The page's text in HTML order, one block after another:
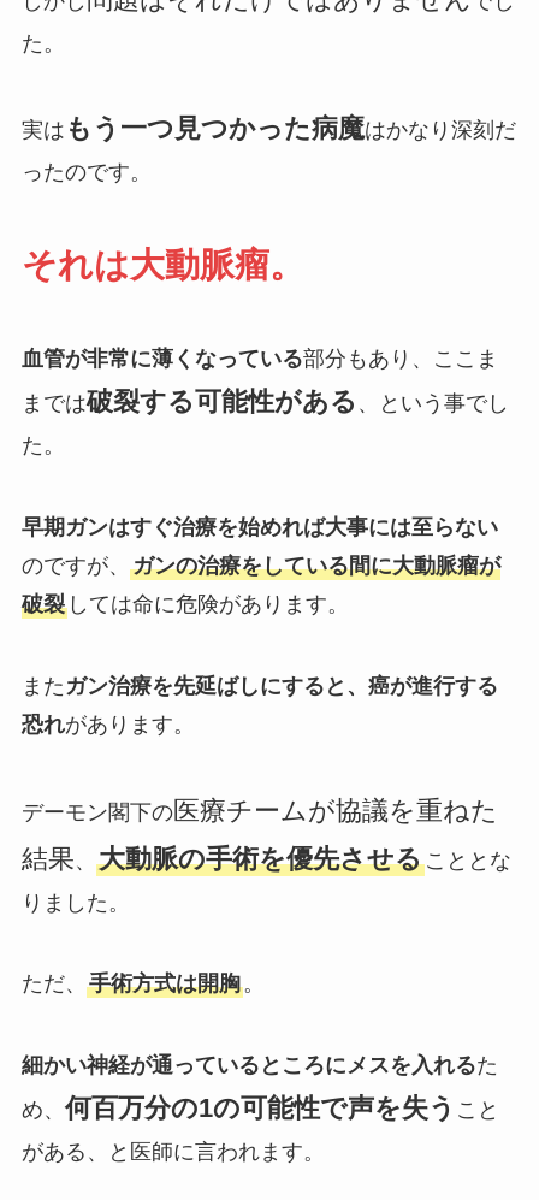
た。
実は もう一つ見つかった病魔はかなり深刻だ
ったのです。
それは大動脈瘤。
血管が非常に薄くなっている部分もあり、ここま
までは破裂する可能性がある 、という事でし
た。
早期ガンはすぐ治療を始めれば大事には至らない
のですが、 ガンの治療をしている間に大動脈瘤が
破裂しては命に危険があります。
また ガン治療を先延ばしにすると、癌が進行する
恐れがあります。
デーモン閣下の医療チームが協議を重ねた
結果、 大動脈の手術を優先させることとな
りました。
ただ、 手術方式は開胸。
細かい神経が通っているところにメスを入れるた
め、 何百万分の1の可能性で声を失う こと
がある、と医師に言われます。